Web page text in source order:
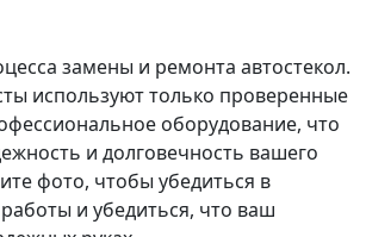
замены и ремонта автостекол.
используют только проверенные
оборудование, что
и долговечность вашего
фото, чтобы убедиться в
и убедиться, что ваш